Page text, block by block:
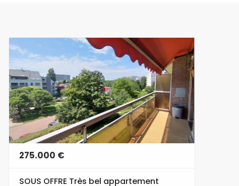
275.000 €
SOUS OFFRE Très bel appartement